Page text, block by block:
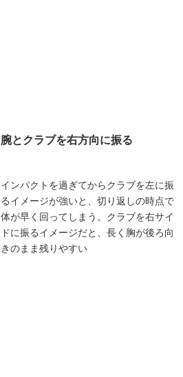
腕とクラブを右方向に振る
インパクトを過ぎてからクラブを左に振
るイメージが強いと、切り返しの時点で
体が早く回ってしまう。クラブを右サイ
ドに振るイメージだと、長く胸が後ろ向
きのまま残りやすい